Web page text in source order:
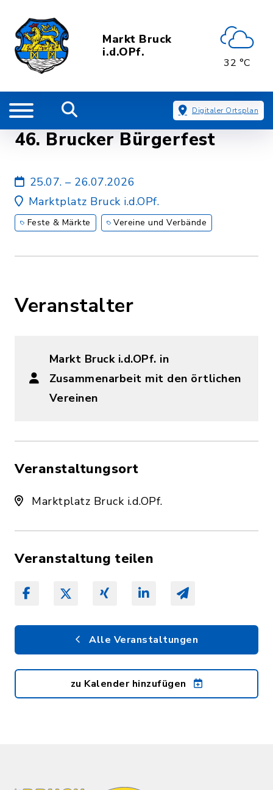
Markt Bruck
i.d.OPf.
32 °C
Digitaler Ortsplan
46. Brucker Bürgerfest
25.07. – 26.07.2026
Marktplatz Bruck i.d.OPf.
Feste & Märkte Vereine und Verbände
Veranstalter
Markt Bruck i.d.OPf. in
Zusammenarbeit mit den örtlichen
Vereinen
Veranstaltungsort
Marktplatz Bruck i.d.OPf.
Veranstaltung teilen
Alle Veranstaltungen
zu Kalender hinzufügen